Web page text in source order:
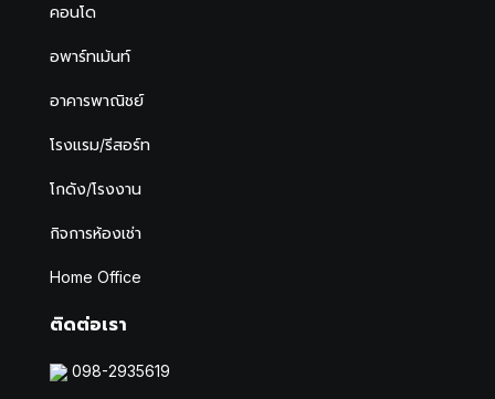
คอนโด
อพาร์ทเม้นท์
อาคารพาณิชย์
โรงแรม/รีสอร์ท
โกดัง/โรงงาน
กิจการห้องเช่า
Home Office
ติดต่อเรา
098-2935619